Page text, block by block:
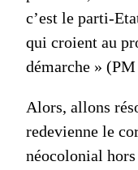
c’est le parti-
qui croient au
démarche »
Alors, allons
redevienne le
néocolonial